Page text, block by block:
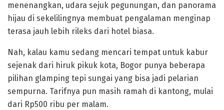
menenangkan, udara sejuk pegunungan, dan panorama
hijau di sekelilingnya membuat pengalaman menginap
terasa jauh lebih rileks dari hotel biasa.
Nah, kalau kamu sedang mencari tempat untuk kabur
sejenak dari hiruk pikuk kota, Bogor punya beberapa
pilihan glamping tepi sungai yang bisa jadi pelarian
sempurna. Tarifnya pun masih ramah di kantong, mulai
dari Rp500 ribu per malam.